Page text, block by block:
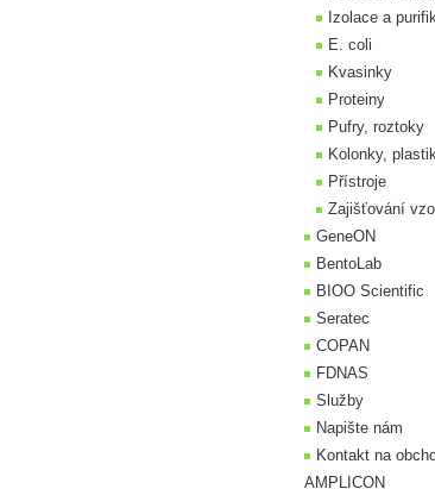
Izolace a
E. coli
Kvasinky
Proteiny
Pufry, roztoky
Kolonky,
Přístroje
Zajišťování
GeneON
BentoLab
BIOO Scientific
Seratec
COPAN
FDNAS
Služby
Napište nám
Kontakt na
AMPLICON